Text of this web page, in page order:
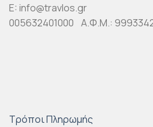
E: info@travlos.gr
005632401000 Α.Φ.Μ.:
Τρόποι Πληρωμής